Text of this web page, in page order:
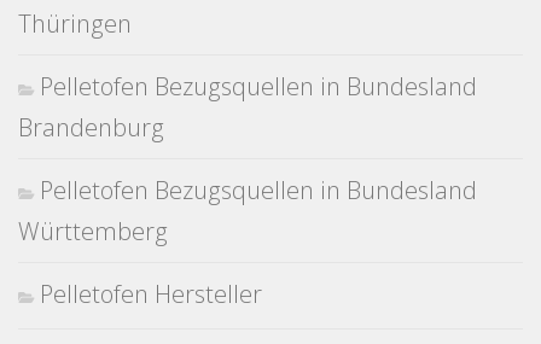
Thüringen
Pelletofen Bezugsquellen in Bundesland
Brandenburg
Pelletofen Bezugsquellen in Bundesland
Württemberg
Pelletofen Hersteller